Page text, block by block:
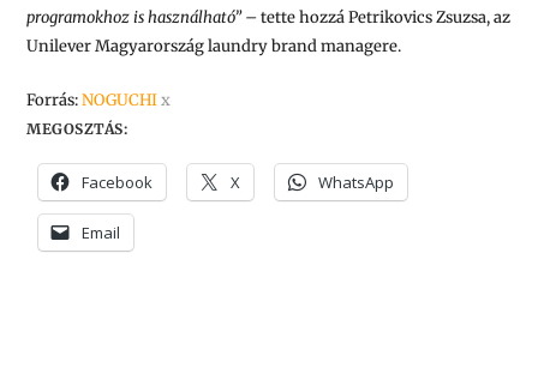
programokhoz is használható” –tette hozzá Petrikovics Zsuzsa, az
Unilever Magyarország laundry brand managere.
Forrás:NOGUCHI x
MEGOSZTÁS:
Facebook X WhatsApp
Email